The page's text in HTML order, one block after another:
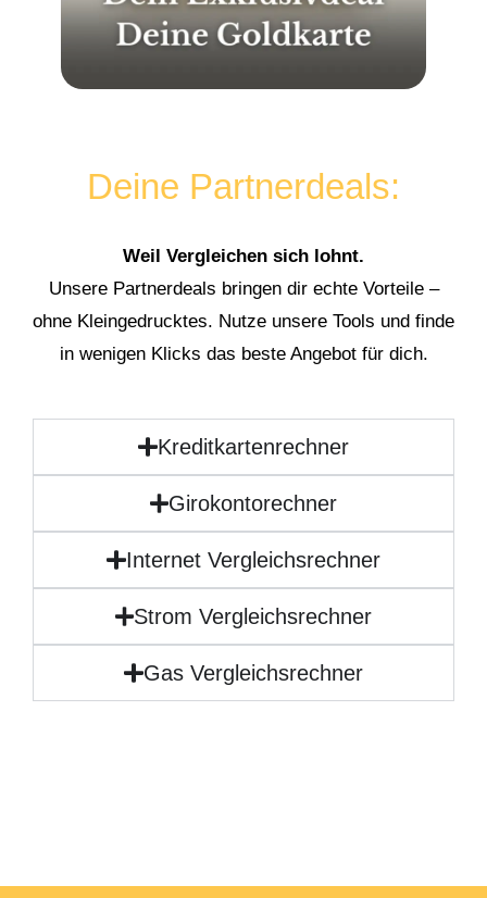
Deine Partnerdeals:
Weil Vergleichen sich lohnt.
Unsere Partnerdeals bringen dir echte Vorteile –
ohne Kleingedrucktes. Nutze unsere Tools und finde
in wenigen Klicks das beste Angebot für dich.
Kreditkartenrechner
Girokontorechner
Internet Vergleichsrechner
Strom Vergleichsrechner
Gas Vergleichsrechner